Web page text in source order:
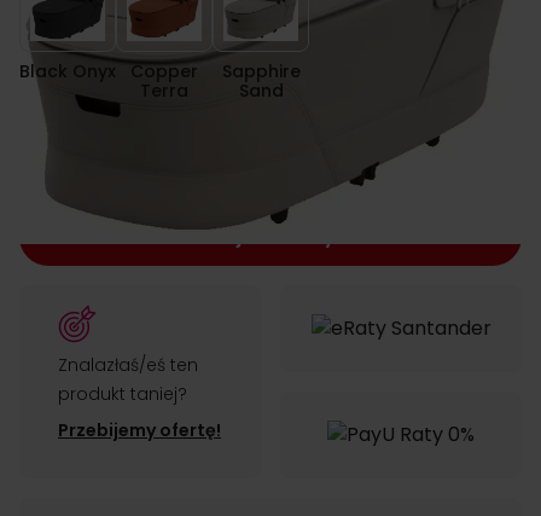
Black Onyx
Copper
Terra
Sapphire
Sand
Dodaj do koszyka
Znalazłaś/eś ten
produkt taniej?
Przebijemy ofertę!